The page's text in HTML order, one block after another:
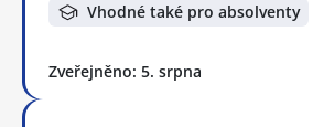
Vhodné také pro absolventy
Zveřejněno: 5. srpna